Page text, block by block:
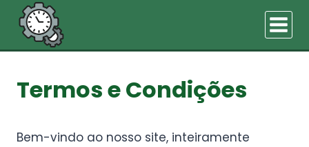
Pular
para
o
Termos e Condições
Bem-vindo ao nosso site, inteiramente